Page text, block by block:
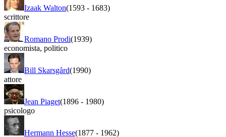
Izaak Walton(1593 - 1683)
scrittore
Romano Prodi(1939)
economista, politico
Bill Skarsgård(1990)
attore
Jean Piaget(1896 - 1980)
psicologo
Hermann Hesse(1877 - 1962)